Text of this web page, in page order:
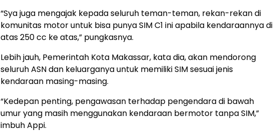
“Sya juga mengajak kepada seluruh teman-teman, rekan-rekan di
komunitas motor untuk bisa punya SIM C1 ini apabila kendaraannya di
atas 250 cc ke atas,” pungkasnya.
Lebih jauh, Pemerintah Kota Makassar, kata dia, akan mendorong
seluruh ASN dan keluarganya untuk memiliki SIM sesuai jenis
kendaraan masing-masing.
“Kedepan penting, pengawasan terhadap pengendara di bawah
umur yang masih menggunakan kendaraan bermotor tanpa SIM,”
imbuh Appi.